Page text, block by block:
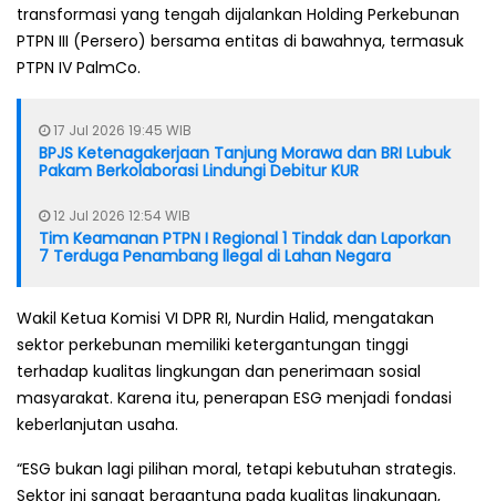
transformasi yang tengah dijalankan Holding Perkebunan
PTPN III (Persero) bersama entitas di bawahnya, termasuk
PTPN IV PalmCo.
17 Jul 2026 19:45 WIB
BPJS Ketenagakerjaan Tanjung Morawa dan BRI Lubuk
Pakam Berkolaborasi Lindungi Debitur KUR
12 Jul 2026 12:54 WIB
Tim Keamanan PTPN I Regional 1 Tindak dan Laporkan
7 Terduga Penambang llegal di Lahan Negara
Wakil Ketua Komisi VI DPR RI, Nurdin Halid, mengatakan
sektor perkebunan memiliki ketergantungan tinggi
terhadap kualitas lingkungan dan penerimaan sosial
masyarakat. Karena itu, penerapan ESG menjadi fondasi
keberlanjutan usaha.
“ESG bukan lagi pilihan moral, tetapi kebutuhan strategis.
Sektor ini sangat bergantung pada kualitas lingkungan,